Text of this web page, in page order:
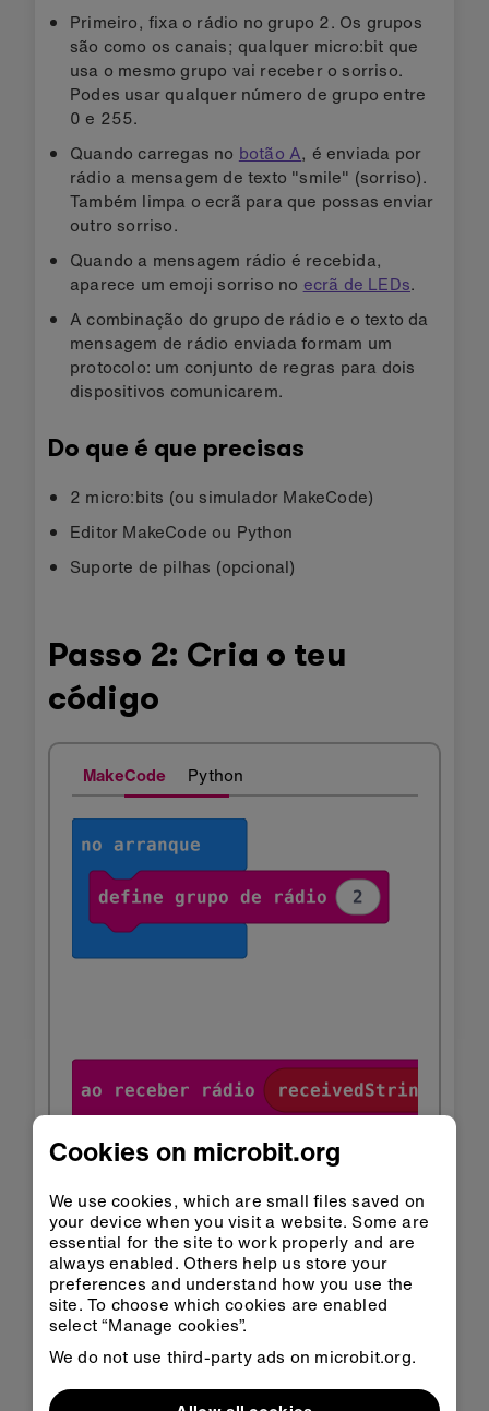
Primeiro, fixa o rádio no grupo 2. Os grupos
são como os canais; qualquer micro:bit que
usa o mesmo grupo vai receber o sorriso.
Podes usar qualquer número de grupo entre
0 e 255.
Quando carregas no botão A, é enviada por
rádio a mensagem de texto "smile" (sorriso).
Também limpa o ecrã para que possas enviar
outro sorriso.
Quando a mensagem rádio é recebida,
aparece um emoji sorriso no ecrã de LEDs.
A combinação do grupo de rádio e o texto da
mensagem de rádio enviada formam um
protocolo: um conjunto de regras para dois
dispositivos comunicarem.
Do que é que precisas
2 micro:bits (ou simulador MakeCode)
Editor MakeCode ou Python
Suporte de pilhas (opcional)
Passo 2: Cria o teu
código
MakeCode Python
Abrir no
Classroom
Abrir no
MakeCode
Descarregar HEX
Cookies on microbit.org
We use cookies, which are small files saved on
your device when you visit a website. Some are
essential for the site to work properly and are
always enabled. Others help us store your
preferences and understand how you use the
site. To choose which cookies are enabled
select “Manage cookies”.
We do not use third-party ads on microbit.org.